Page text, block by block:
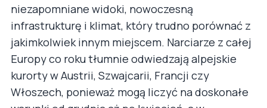
niezapomniane widoki, nowoczesną
infrastrukturę i klimat, który trudno porównać z
jakimkolwiek innym miejscem. Narciarze z całej
Europy co roku tłumnie odwiedzają alpejskie
kurorty w Austrii, Szwajcarii, Francji czy
Włoszech, ponieważ mogą liczyć na doskonałe